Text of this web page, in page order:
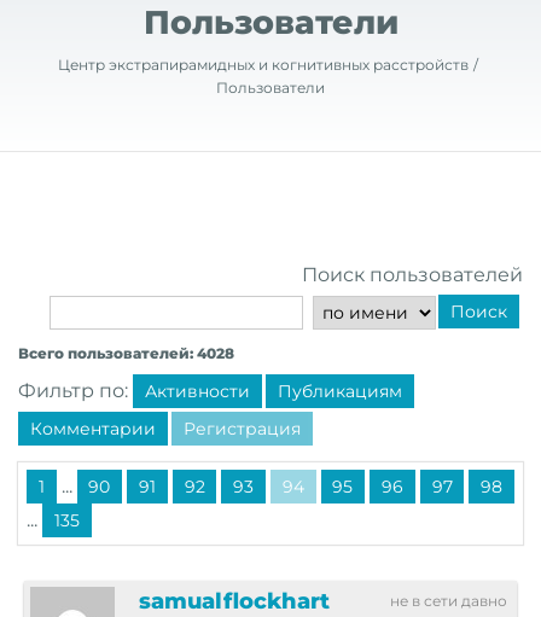
Пользователи
Центр экстрапирамидных и когнитивных расстройств
Пользователи
Поиск пользователей
Поиск
Всего пользователей: 4028
Фильтр по: Активности
Публикациям
Комментарии
Регистрация
1 ... 90 91 92 93 94 95 96 97 98
... 135
не в сети давно
samualflockhart